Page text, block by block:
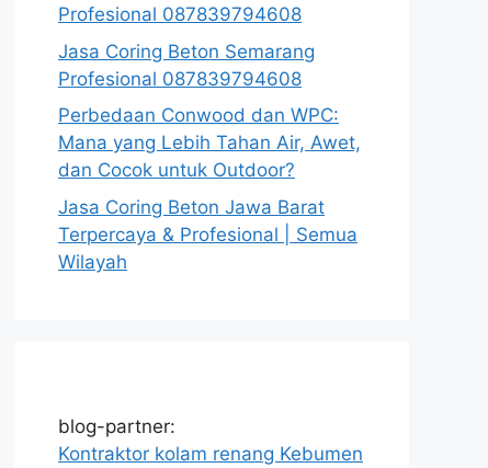
Profesional 087839794608
Jasa Coring Beton Semarang
Profesional 087839794608
Perbedaan Conwood dan WPC:
Mana yang Lebih Tahan Air, Awet,
dan Cocok untuk Outdoor?
Jasa Coring Beton Jawa Barat
Terpercaya & Profesional | Semua
Wilayah
blog-partner:
Kontraktor kolam renang Kebumen